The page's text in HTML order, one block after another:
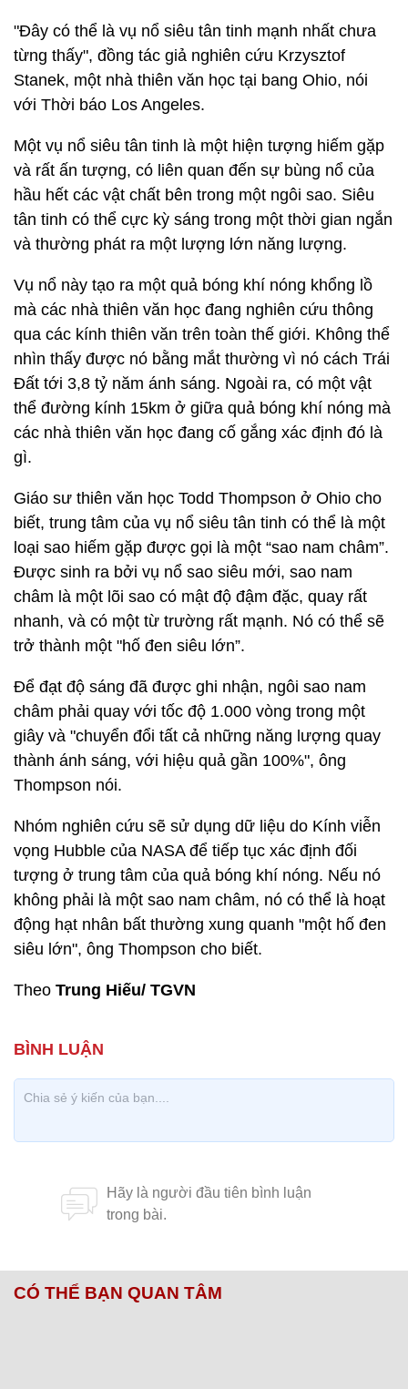
"Đây có thể là vụ nổ siêu tân tinh mạnh nhất chưa
từng thấy", đồng tác giả nghiên cứu Krzysztof
Stanek, một nhà thiên văn học tại bang Ohio, nói
với Thời báo Los Angeles.
Một vụ nổ siêu tân tinh là một hiện tượng hiếm gặp
và rất ấn tượng, có liên quan đến sự bùng nổ của
hầu hết các vật chất bên trong một ngôi sao. Siêu
tân tinh có thể cực kỳ sáng trong một thời gian ngắn
và thường phát ra một lượng lớn năng lượng.
Vụ nổ này tạo ra một quả bóng khí nóng khổng lồ
mà các nhà thiên văn học đang nghiên cứu thông
qua các kính thiên văn trên toàn thế giới. Không thể
nhìn thấy được nó bằng mắt thường vì nó cách Trái
Đất tới 3,8 tỷ năm ánh sáng. Ngoài ra, có một vật
thể đường kính 15km ở giữa quả bóng khí nóng mà
các nhà thiên văn học đang cố gắng xác định đó là
gì.
Giáo sư thiên văn học Todd Thompson ở Ohio cho
biết, trung tâm của vụ nổ siêu tân tinh có thể là một
loại sao hiếm gặp được gọi là một “sao nam châm”.
Được sinh ra bởi vụ nổ sao siêu mới, sao nam
châm là một lõi sao có mật độ đậm đặc, quay rất
nhanh, và có một từ trường rất mạnh. Nó có thể sẽ
trở thành một "hố đen siêu lớn”.
Để đạt độ sáng đã được ghi nhận, ngôi sao nam
châm phải quay với tốc độ 1.000 vòng trong một
giây và "chuyển đổi tất cả những năng lượng quay
thành ánh sáng, với hiệu quả gần 100%", ông
Thompson nói.
Nhóm nghiên cứu sẽ sử dụng dữ liệu do Kính viễn
vọng Hubble của NASA để tiếp tục xác định đối
tượng ở trung tâm của quả bóng khí nóng. Nếu nó
không phải là một sao nam châm, nó có thể là hoạt
động hạt nhân bất thường xung quanh "một hố đen
siêu lớn", ông Thompson cho biết.
Theo Trung Hiếu/ TGVN
CÓ THỂ BẠN QUAN TÂM